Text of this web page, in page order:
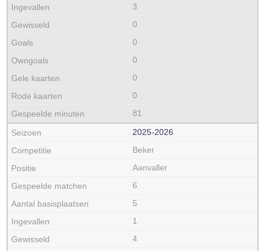
3
0
0
0
0
0
81
2025‑2026
Beker
Aanvaller
6
5
1
4